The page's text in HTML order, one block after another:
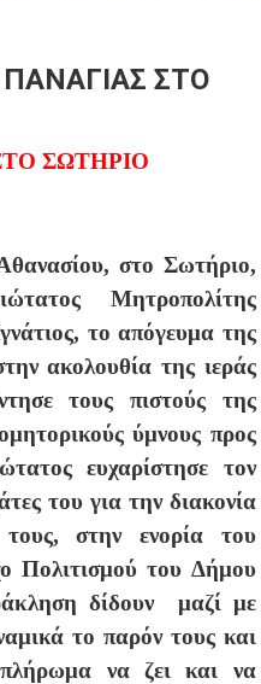
ΣΤΟ
ΣΩΤΗΡΙΟ
στο Σωτήριο,
Μητροπολίτης
το απόγευμα της
ακολουθία της ιεράς
τους πιστούς της
ύμνους προς
ευχαρίστησε τον
του για την διακονία
στην ενορία του
Πολιτισμού του Δήμου
δίδουν μαζί με
το παρόν τους και
να ζει και να